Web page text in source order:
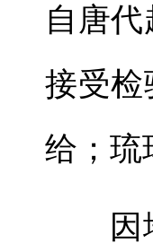
自唐
接受检
给；琉